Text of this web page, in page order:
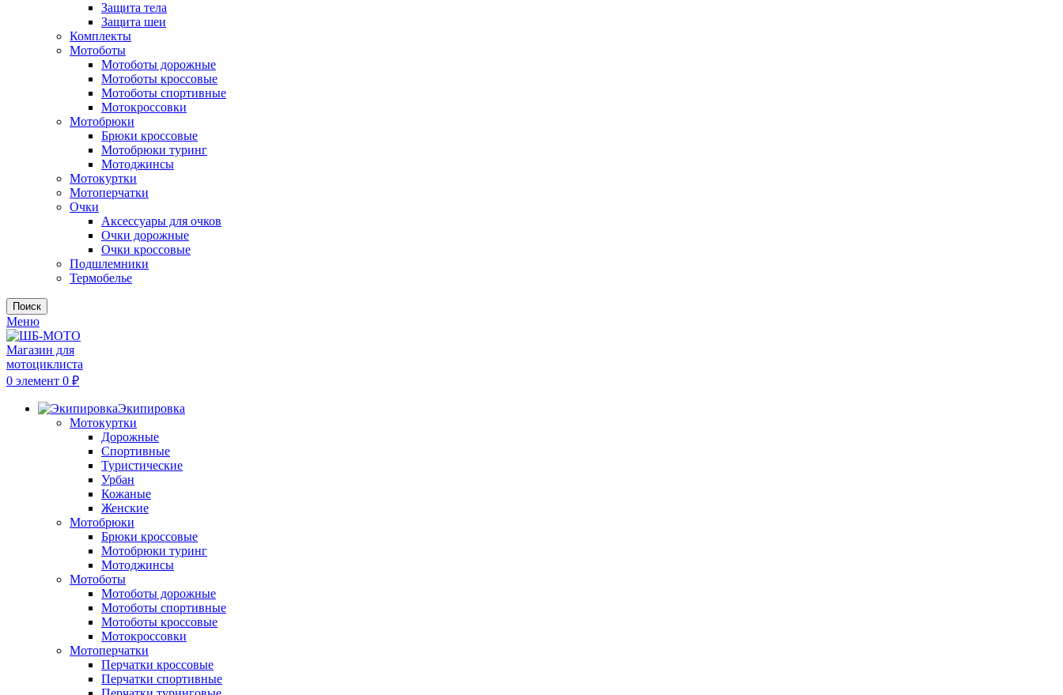
Защита тела
Защита шеи
Комплекты
Мотоботы
Мотоботы дорожные
Мотоботы кроссовые
Мотоботы спортивные
Мотокроссовки
Мотобрюки
Брюки кроссовые
Мотобрюки туринг
Мотоджинсы
Мотокуртки
Мотоперчатки
Очки
Аксессуары для очков
Очки дорожные
Очки кроссовые
Подшлемники
Термобелье
Поиск
Меню
0 элемент 0 ₽
Экипировка
Мотокуртки
Дорожные
Спортивные
Туристические
Урбан
Кожаные
Женские
Мотобрюки
Брюки кроссовые
Мотобрюки туринг
Мотоджинсы
Мотоботы
Мотоботы дорожные
Мотоботы спортивные
Мотоботы кроссовые
Мотокроссовки
Мотоперчатки
Перчатки кроссовые
Перчатки спортивные